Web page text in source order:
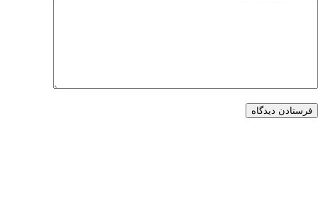
فرستادن دیدگاه